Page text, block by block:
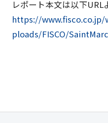
レポート本文は以下URL
https://
ploads/FISCO/